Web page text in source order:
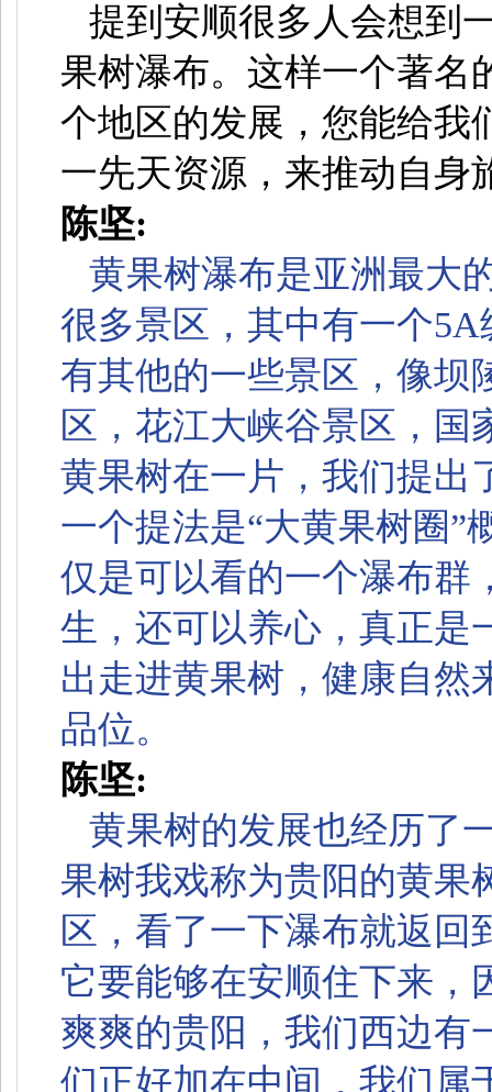
提到安顺很多人会想到
果树瀑布。这样一个著名
个地区的发展，您能给我
一先天资源，来推动自身
陈坚:
黄果树瀑布是亚洲最大
很多景区，其中有一个
有其他的一些景区，像坝
区，花江大峡谷景区，
黄果树在一片，我们提出
一个提法是“大黄果树圈”
仅是可以看的一个瀑布群
生，还可以养心，真正是
出走进黄果树，健康自然
品位。
陈坚:
黄果树的发展也经历了
果树我戏称为贵阳的黄果
区，看了一下瀑布就返
它要能够在安顺住下来，
爽爽的贵阳，我们西边有
们正好加在中间，我们属